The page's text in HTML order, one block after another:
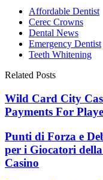
Affordable Dentist
Cerec Crowns
Dental News
Emergency Dentist
Teeth Whitening
Related Posts
Wild Card City
Payments For
Punti di Forza e
per i Giocatori
Casino